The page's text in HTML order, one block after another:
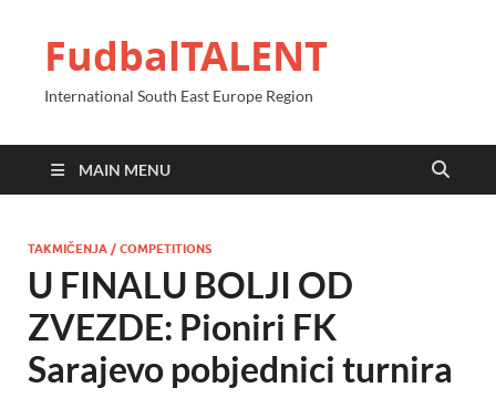
FudbalTALENT
International South East Europe Region
MAIN MENU
TAKMIČENJA / COMPETITIONS
U FINALU BOLJI OD
ZVEZDE: Pioniri FK
Sarajevo pobjednici turnira